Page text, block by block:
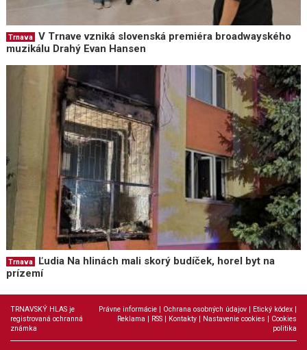
Trnava
V Trnave vzniká slovenská premiéra broadwayského
muzikálu Drahý Evan Hansen
Trnava
Ľudia Na hlinách mali skorý budíček, horel byt na
prízemí
TRNAVSKÝ HLAS je
registrovaná ochranná
známka
Právne informácie | Ochrana osobných údajov | Etický kódex |
Reklama | RSS | Kontakty | Nastavenie cookies | Cookies
politika